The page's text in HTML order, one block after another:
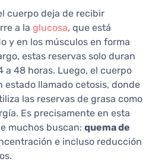
cuerpo deja de recibir
a la glucosa, que está
y en los músculos en forma
estas reservas solo duran
a 48 horas. Luego, el cuerpo
estado llamado cetosis, donde
las reservas de grasa como
Es precisamente en esta
muchos buscan: quema de
e incluso reducción